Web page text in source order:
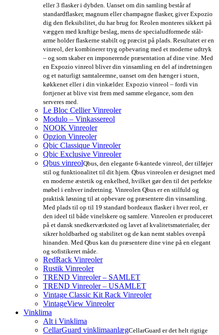
eller 3 flasker i dybden. Uanset om din samling består af
standardflasker, magnum eller champagne flasker, giver Expozio
dig den fleksibilitet, du har brug for. Reolen monteres sikkert på
væggen med kraftige beslag, mens de specialudformede stål-
arme holder flaskerne stabilt og præcist på plads. Resultatet er en
vinreol, der kombinerer tryg opbevaring med et moderne udtryk
– og som skaber en imponerende præsentation af dine vine. Med
en Expozio vinreol bliver din vinsamling en del af indretningen
og et naturligt samtaleemne, uanset om den hænger i stuen,
køkkenet eller i din vinkælder. Expozio vinreol – fordi vin
fortjener at blive vist frem med samme elegance, som den
serveres med.
Le Bloc Cellier Vinreoler
Modulo – Vinkassereol
NOOK Vinreoler
Opzion Vinreoler
Qbic Classique Vinreoler
Qbic Exclusive Vinreoler
Qbus vinreolQbus, den elegante 6-kantede vinreol, der tilføjer
stil og funktionalitet til dit hjem. Qbus vinreolen er designet med
en moderne æstetik og enkelhed, hvilket gør den til det perfekte
møbel i enhver indretning. Vinreolen Qbus er en stilfuld og
praktisk løsning til at opbevare og præsentere din vinsamling.
Med plads til op til 19 standard bordeaux flasker i hver reol, er
den ideel til både vinelskere og samlere. Vinreolen er produceret
på et dansk snedkerværksted og lavet af kvalitetsmaterialer, der
sikrer holdbarhed og stabilitet og de kan nemt stables ovenpå
hinanden. Med Qbus kan du præsentere dine vine på en elegant
og sofistikeret måde.
RedRack Vinreoler
Rustik Vinreoler
TREND Vinreoler – SAMLET
TREND Vinreoler – USAMLET
Vintage Classic Kit Rack Vinreoler
VintageView Vinreoler
Vinklima
Alt i Vinklima
CellarGuard vinklimaanlægCellarGuard er det helt rigtige